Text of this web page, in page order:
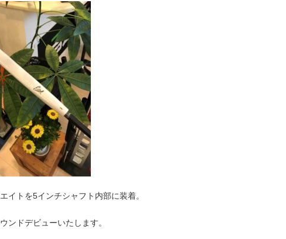
イトを5インチシャフト内部に装着。
ンドデビューいたします。